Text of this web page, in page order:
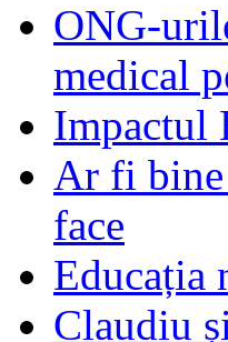
ONG-
medical
Impactul
Ar fi bine
face
Educația
Claudiu